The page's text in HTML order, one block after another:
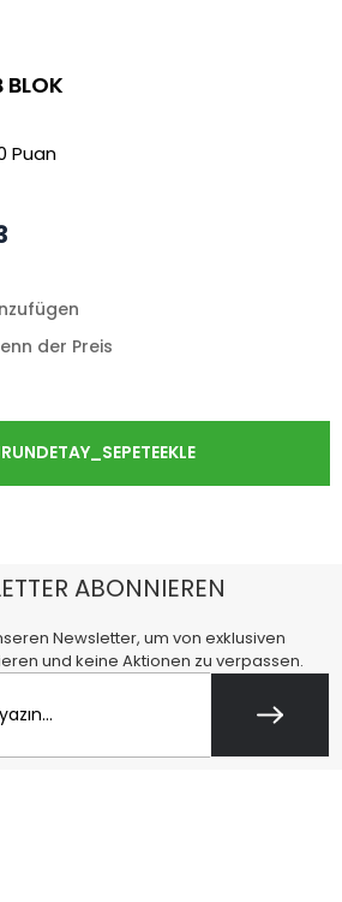
der Preis
ABONNIEREN
Newsletter, um von exklusiven
und keine Aktionen zu verpassen.